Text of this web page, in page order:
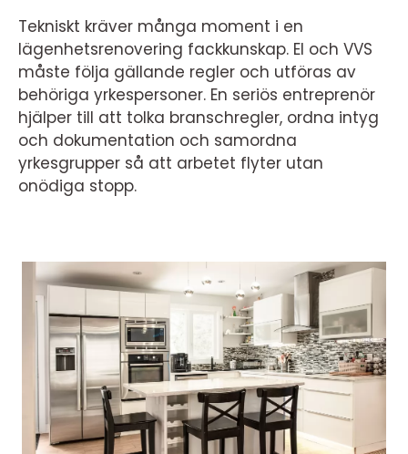
Tekniskt kräver många moment i en
lägenhetsrenovering fackkunskap. El och VVS
måste följa gällande regler och utföras av
behöriga yrkespersoner. En seriös entreprenör
hjälper till att tolka branschregler, ordna intyg
och dokumentation och samordna
yrkesgrupper så att arbetet flyter utan
onödiga stopp.